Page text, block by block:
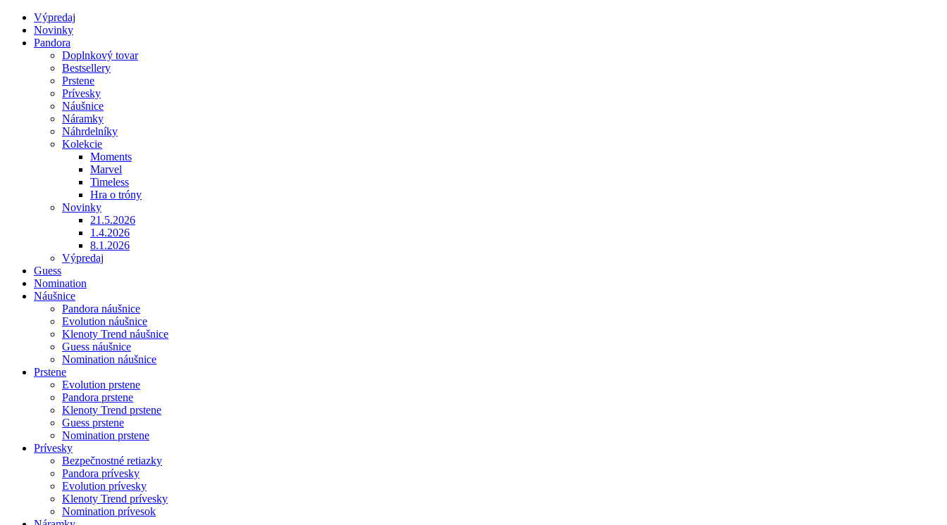
Výpredaj
Novinky
Pandora
Doplnkový tovar
Bestsellery
Prstene
Prívesky
Náušnice
Náramky
Náhrdelníky
Kolekcie
Moments
Marvel
Timeless
Hra o tróny
Novinky
21.5.2026
1.4.2026
8.1.2026
Výpredaj
Guess
Nomination
Náušnice
Pandora náušnice
Evolution náušnice
Klenoty Trend náušnice
Guess náušnice
Nomination náušnice
Prstene
Evolution prstene
Pandora prstene
Klenoty Trend prstene
Guess prstene
Nomination prstene
Prívesky
Bezpečnostné retiazky
Pandora prívesky
Evolution prívesky
Klenoty Trend prívesky
Nomination prívesok